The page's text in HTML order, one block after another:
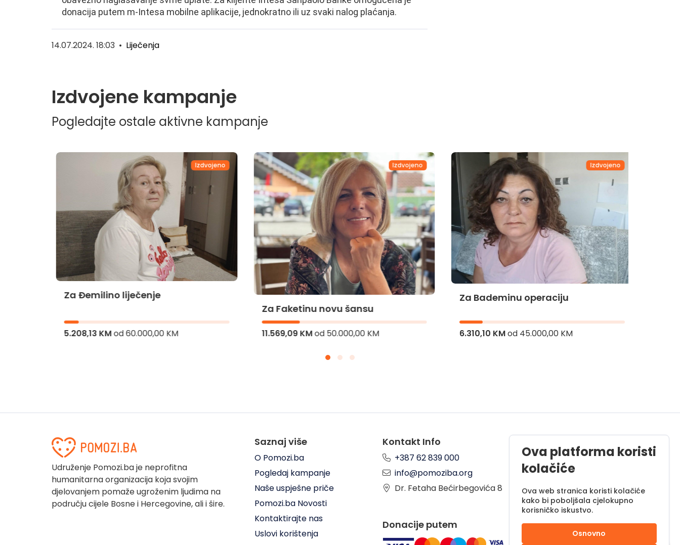
donacija putem m-Intesa mobilne aplikacije, jednokratno ili uz svaki nalog plaćanja.
14.07.2024. 18:03 • Liječenja
Izdvojene kampanje
Pogledajte ostale aktivne kampanje
Izdvojeno
Za Đemilino liječenje
5.208,13 KMod60.000,00 KM
Izdvojeno
Za Faketinu novu šansu
11.569,09 KMod50.000,00 KM
Izdvojeno
Za Bademinu operaciju
6.310,10 KMod45.000,00 KM
Udruženje Pomozi.ba je neprofitna
humanitarna organizacija koja svojim
djelovanjem pomaže ugroženim ljudima na
području cijele Bosne i Hercegovine, ali i šire.
Saznaj više
O Pomozi.ba
Pogledaj kampanje
Naše uspješne priče
Pomozi.ba Novosti
Kontaktirajte nas
Uslovi korištenja
Kontakt Info
+387 62 839 000
info@pomoziba.org
Dr. Fetaha Bećirbegovića 8
Pon - Pet od 08 do 17h
Sub od 10 do 17h
Nedjelja - neradni dan
Donacije putem
Ova platforma koristi
kolačiće
Ova web stranica koristi kolačiće
kako bi poboljšala cjelokupno
korisničko iskustvo.
Osnovno